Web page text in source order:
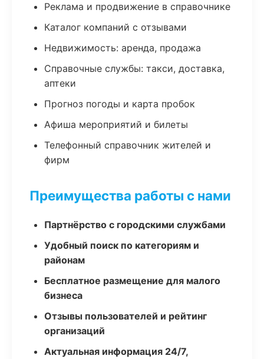
Реклама и продвижение в справочнике
Каталог компаний с отзывами
Недвижимость: аренда, продажа
Справочные службы: такси, доставка,
аптеки
Прогноз погоды и карта пробок
Афиша мероприятий и билеты
Телефонный справочник жителей и
фирм
Преимущества работы с нами
Партнёрство с городскими службами
Удобный поиск по категориям и
районам
Бесплатное размещение для малого
бизнеса
Отзывы пользователей и рейтинг
организаций
Актуальная информация 24/7,